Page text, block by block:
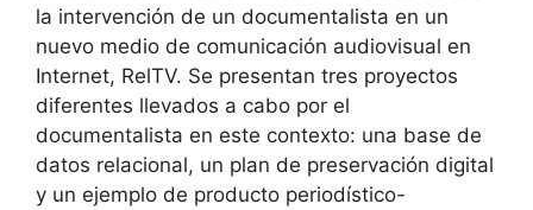
la intervención de un documentalista en un
nuevo medio de comunicación audiovisual en
Internet, RelTV. Se presentan tres proyectos
diferentes llevados a cabo por el
documentalista en este contexto: una base de
datos relacional, un plan de preservación digital
y un ejemplo de producto periodístico-